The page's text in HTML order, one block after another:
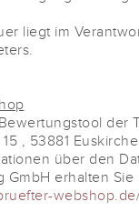
liegt im
der
, 53881
über den
GmbH erhalten Sie